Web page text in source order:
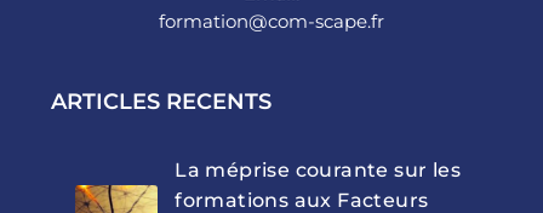
formation@com-scape.fr
ARTICLES RECENTS
La méprise courante sur les
formations aux Facteurs